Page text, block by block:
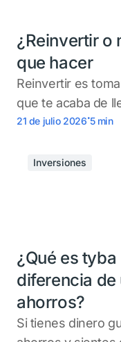
¿Reinvertir o
que hacer
Reinvertir es
que te acaba de
21 de julio 2026.5 min
Inversiones
¿Qué es
diferencia de
ahorros?
Si tienes dinero